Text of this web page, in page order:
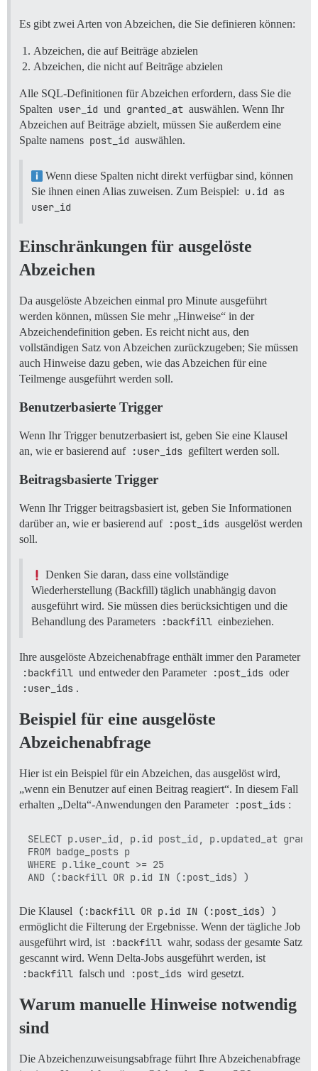
Es gibt zwei Arten von Abzeichen, die Sie definieren können:
Abzeichen, die auf Beiträge abzielen
Abzeichen, die nicht auf Beiträge abzielen
Alle SQL-Definitionen für Abzeichen erfordern, dass Sie die
Spalten user_id und granted_at auswählen. Wenn Ihr
Abzeichen auf Beiträge abzielt, müssen Sie außerdem eine
Spalte namens post_id auswählen.
Wenn diese Spalten nicht direkt verfügbar sind, können
Sie ihnen einen Alias zuweisen. Zum Beispiel: u.id as
user_id
Einschränkungen für ausgelöste
Abzeichen
Da ausgelöste Abzeichen einmal pro Minute ausgeführt
werden können, müssen Sie mehr „Hinweise“ in der
Abzeichendefinition geben. Es reicht nicht aus, den
vollständigen Satz von Abzeichen zurückzugeben; Sie müssen
auch Hinweise dazu geben, wie das Abzeichen für eine
Teilmenge ausgeführt werden soll.
Benutzerbasierte Trigger
Wenn Ihr Trigger benutzerbasiert ist, geben Sie eine Klausel
an, wie er basierend auf :user_ids gefiltert werden soll.
Beitragsbasierte Trigger
Wenn Ihr Trigger beitragsbasiert ist, geben Sie Informationen
darüber an, wie er basierend auf :post_ids ausgelöst werden
soll.
Denken Sie daran, dass eine vollständige
Wiederherstellung (Backfill) täglich unabhängig davon
ausgeführt wird. Sie müssen dies berücksichtigen und die
Behandlung des Parameters
:backfill einbeziehen.
Ihre ausgelöste Abzeichenabfrage enthält immer den Parameter
:backfill und entweder den Parameter :post_ids oder
:user_ids .
Beispiel für eine ausgelöste
Abzeichenabfrage
Hier ist ein Beispiel für ein Abzeichen, das ausgelöst wird,
„wenn ein Benutzer auf einen Beitrag reagiert“. In diesem Fall
erhalten „Delta“-Anwendungen den Parameter :post_ids :
SELECT p.user_id, p.id post_id, p.updated_at
FROM badge_posts p
WHERE p.like_count >= 25
Die Klausel (:backfill OR p.id IN (:post_ids) )
ermöglicht die Filterung der Ergebnisse. Wenn der tägliche Job
ausgeführt wird, ist
:backfill wahr, sodass der gesamte Satz
gescannt wird. Wenn Delta-Jobs ausgeführt werden, ist
:backfill falsch und :post_ids wird gesetzt.
Warum manuelle Hinweise notwendig
sind
Die Abzeichenzuweisungsabfrage führt Ihre Abzeichenabfrage